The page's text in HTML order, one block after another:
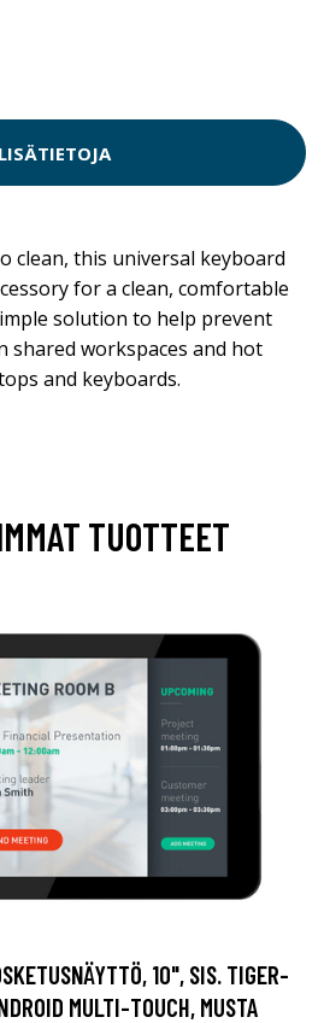
LISÄTIETOJA
clean, this universal keyboard
for a clean, comfortable
solution to help prevent
shared workspaces and hot
and keyboards.
TUOTTEET
10", SIS. TIGER-
MULTI-TOUCH, MUSTA